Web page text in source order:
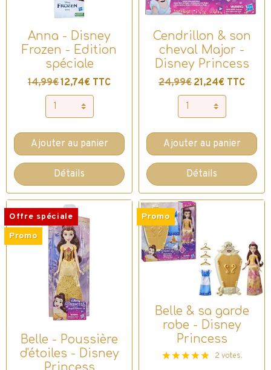
Anna - Disney
Frozen - Edition
spéciale
14,99€12,74€ TTC
Ajouter au panier
Détails
Cendrillon & son
cheval Major -
Disney Princess
24,99€ 21,24€ TTC
Ajouter au panier
Détails
Offre spéciale
Promo
Belle - Poussière
d'étoiles - Disney
Princess
Promo
Belle & sa garde
robe - Disney
Princess
2 votes.